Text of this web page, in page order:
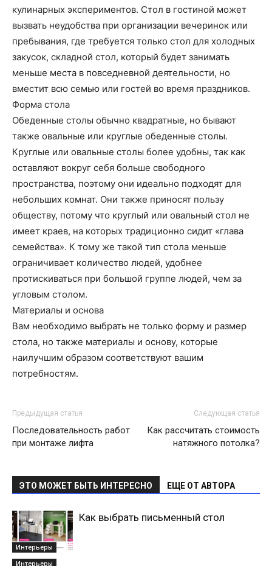
кулинарных экспериментов. Стол в гостиной может
вызвать неудобства при организации вечеринок или
пребывания, где требуется только стол для холодных
закусок, складной стол, который будет занимать
меньше места в повседневной деятельности, но
вместит всю семью или гостей во время праздников.
Форма стола
Обеденные столы обычно квадратные, но бывают
также овальные или круглые обеденные столы.
Круглые или овальные столы более удобны, так как
оставляют вокруг себя больше свободного
пространства, поэтому они идеально подходят для
небольших комнат. Они также приносят пользу
обществу, потому что круглый или овальный стол не
имеет краев, на которых традиционно сидит «глава
семейства». К тому же такой тип стола меньше
ограничивает количество людей, удобнее
протискиваться при большой группе людей, чем за
угловым столом.
Материалы и основа
Вам необходимо выбрать не только форму и размер
стола, но также материалы и основу, которые
наилучшим образом соответствуют вашим
потребностям.
Предыдущая статья
Последовательность работ
при монтаже лифта
Следующая статья
Как рассчитать стоимость
натяжного потолка?
ЭТО МОЖЕТ БЫТЬ ИНТЕРЕСНО ЕЩЕ ОТ АВТОРА
Интерьеры
Как выбрать письменный стол
Интерьеры